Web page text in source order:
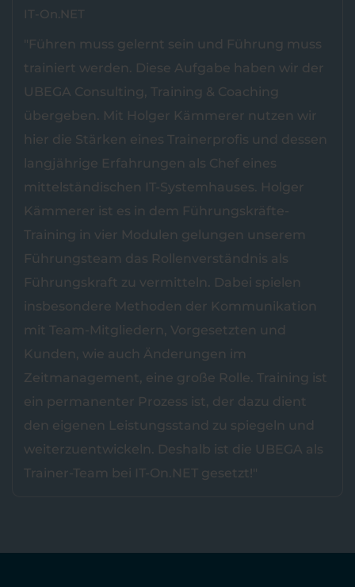
IT-On.NET
"Führen muss gelernt sein und Führung muss
trainiert werden. Diese Aufgabe haben wir der
UBEGA Consulting, Training & Coaching
übergeben. Mit Holger Kämmerer nutzen wir
hier die Stärken eines Trainerprofis und dessen
langjährige Erfahrungen als Chef eines
mittelständischen IT-Systemhauses. Holger
Kämmerer ist es in dem Führungskräfte-
Training in vier Modulen gelungen unserem
Führungsteam das Rollenverständnis als
Führungskraft zu vermitteln. Dabei spielen
insbesondere Methoden der Kommunikation
mit Team-Mitgliedern, Vorgesetzten und
Kunden, wie auch Änderungen im
Zeitmanagement, eine große Rolle. Training ist
ein permanenter Prozess ist, der dazu dient
den eigenen Leistungsstand zu spiegeln und
weiterzuentwickeln. Deshalb ist die UBEGA als
Trainer-Team bei IT-On.NET gesetzt!"